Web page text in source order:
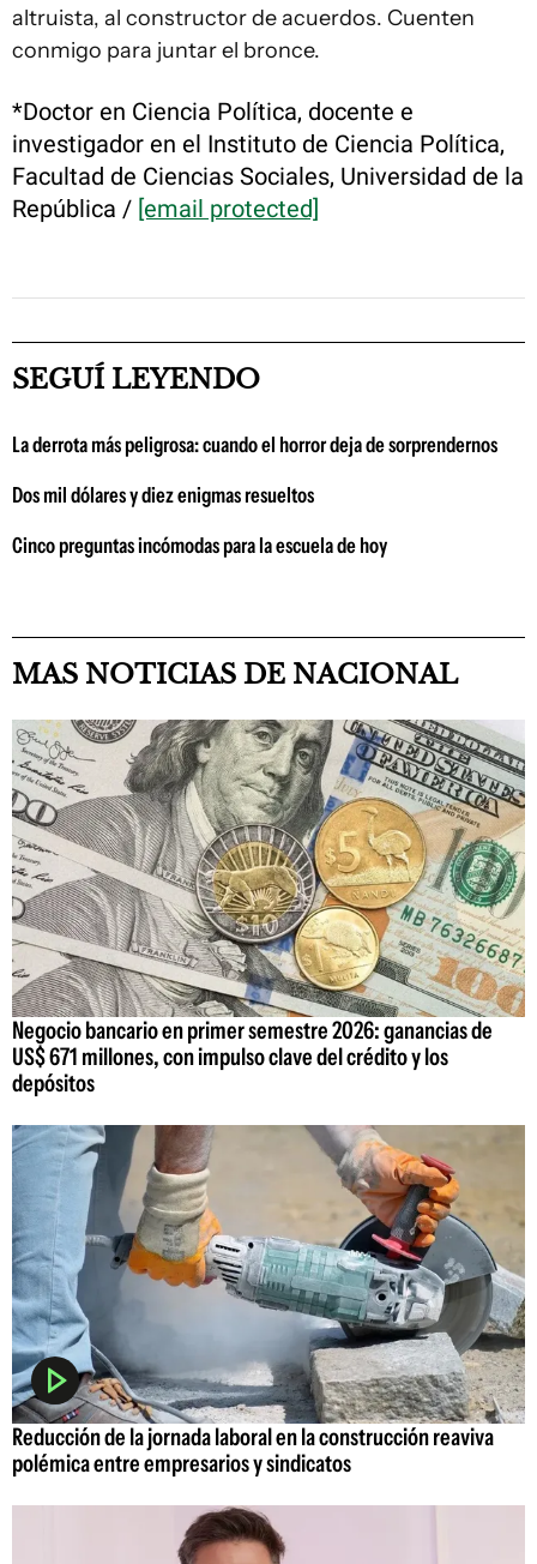
altruista, al constructor de acuerdos. Cuenten
conmigo para juntar el bronce.
*Doctor en Ciencia Política, docente e
investigador en el Instituto de Ciencia Política,
Facultad de Ciencias Sociales, Universidad de la
República / [email protected]
SEGUÍ LEYENDO
La derrota más peligrosa: cuando el horror deja de sorprendernos
Dos mil dólares y diez enigmas resueltos
Cinco preguntas incómodas para la escuela de hoy
MAS NOTICIAS DE NACIONAL
Negocio bancario en primer semestre 2026: ganancias de
US$ 671 millones, con impulso clave del crédito y los
depósitos
Reducción de la jornada laboral en la construcción reaviva
polémica entre empresarios y sindicatos